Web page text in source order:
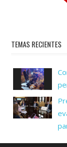
TEMAS RECIENTES